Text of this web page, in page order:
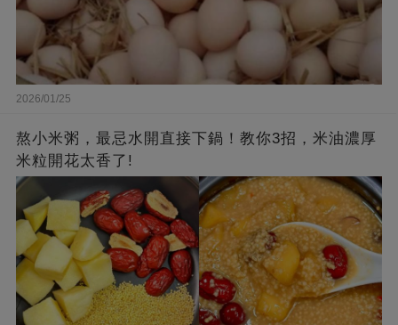
2026/01/25
熬小米粥，最忌水開直接下鍋！教你3招，米油濃厚
米粒開花太香了!